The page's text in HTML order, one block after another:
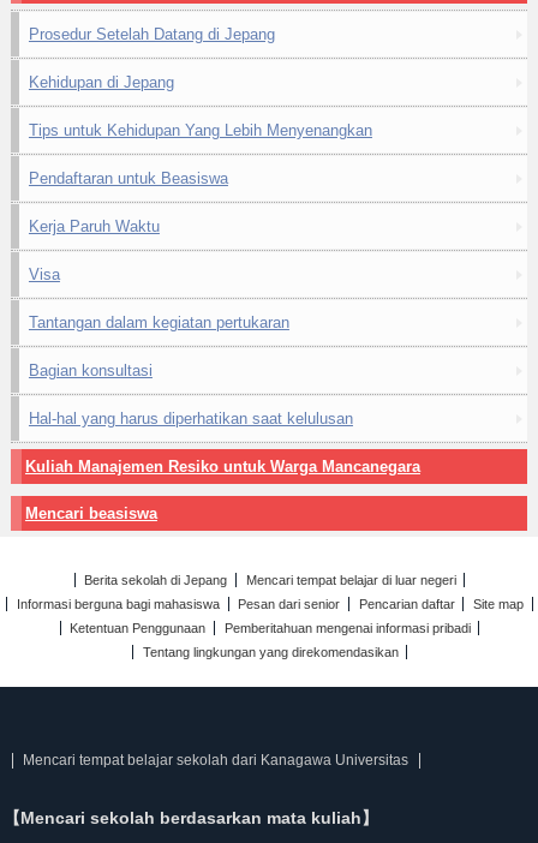
Prosedur Setelah Datang di Jepang
Kehidupan di Jepang
Tips untuk Kehidupan Yang Lebih Menyenangkan
Pendaftaran untuk Beasiswa
Kerja Paruh Waktu
Visa
Tantangan dalam kegiatan pertukaran
Bagian konsultasi
Hal-hal yang harus diperhatikan saat kelulusan
Kuliah Manajemen Resiko untuk Warga Mancanegara
Mencari beasiswa
Berita sekolah di Jepang
Mencari tempat belajar di luar negeri
Informasi berguna bagi mahasiswa
Pesan dari senior Pencarian daftar
Site map
Ketentuan Penggunaan
Pemberitahuan mengenai informasi pribadi
Tentang lingkungan yang direkomendasikan
Mencari tempat belajar sekolah dari Kanagawa Universitas
【Mencari sekolah berdasarkan mata kuliah】